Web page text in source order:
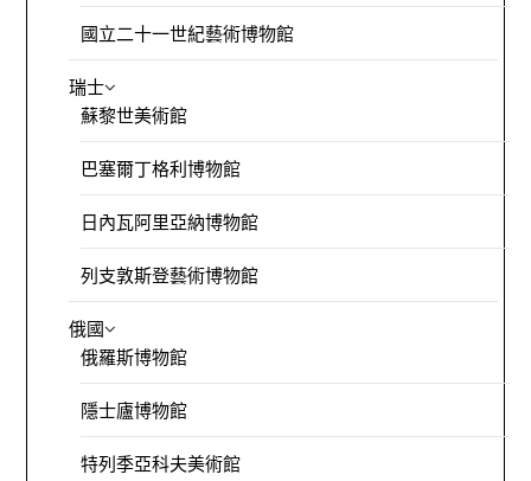
國立二十一世紀藝術博物館
瑞士
蘇黎世美術館
巴塞爾丁格利博物館
日內瓦阿里亞納博物館
列支敦斯登藝術博物館
俄國
俄羅斯博物館
隱士廬博物館
特列季亞科夫美術館